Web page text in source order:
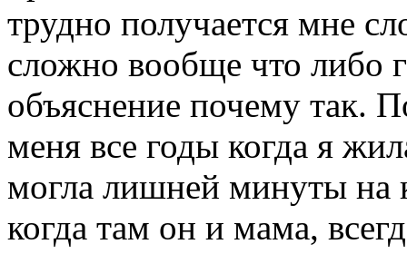
трудно получается мне
сложно вообще что либо
объяснение почему так.
меня все годы когда я
могла лишней минуты на
когда там он и мама,